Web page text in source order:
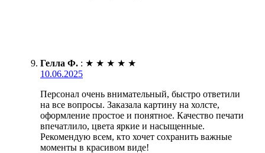
Гелла Ф. : ★ ★ ★ ★ ★
10.06.2025
Персонал очень внимательный, быстро ответили
на все вопросы. Заказала картину на холсте,
оформление простое и понятное. Качество печати
впечатлило, цвета яркие и насыщенные.
Рекомендую всем, кто хочет сохранить важные
моменты в красивом виде!